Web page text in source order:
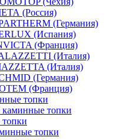
(Россия)
(Германия)
(Испания)
(Франция)
(Италия)
(Италия)
(Германия)
(Франция)
топки
каминные топки
топки